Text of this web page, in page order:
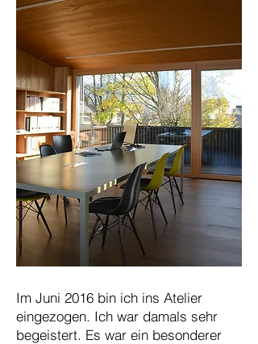
Kreativer Ort
Im Juni 2016 bin ich ins Atelier
eingezogen. Ich war damals sehr
begeistert. Es war ein besonderer